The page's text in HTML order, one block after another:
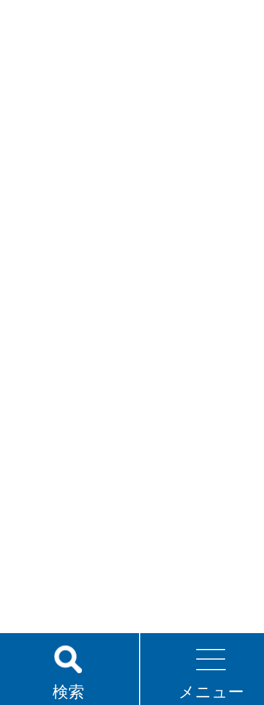
検索 メニュー